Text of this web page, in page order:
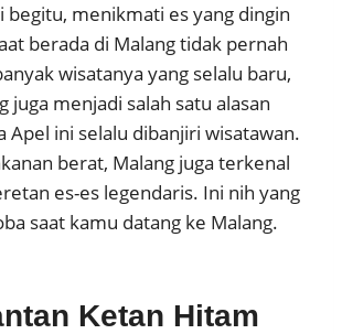
begitu, menikmati es yang dingin
berada di Malang tidak pernah
wisatanya yang selalu baru,
juga menjadi salah satu alasan
Apel ini selalu dibanjiri wisatawan.
berat, Malang juga terkenal
es-es legendaris. Ini nih yang
saat kamu datang ke Malang.
Ketan Hitam